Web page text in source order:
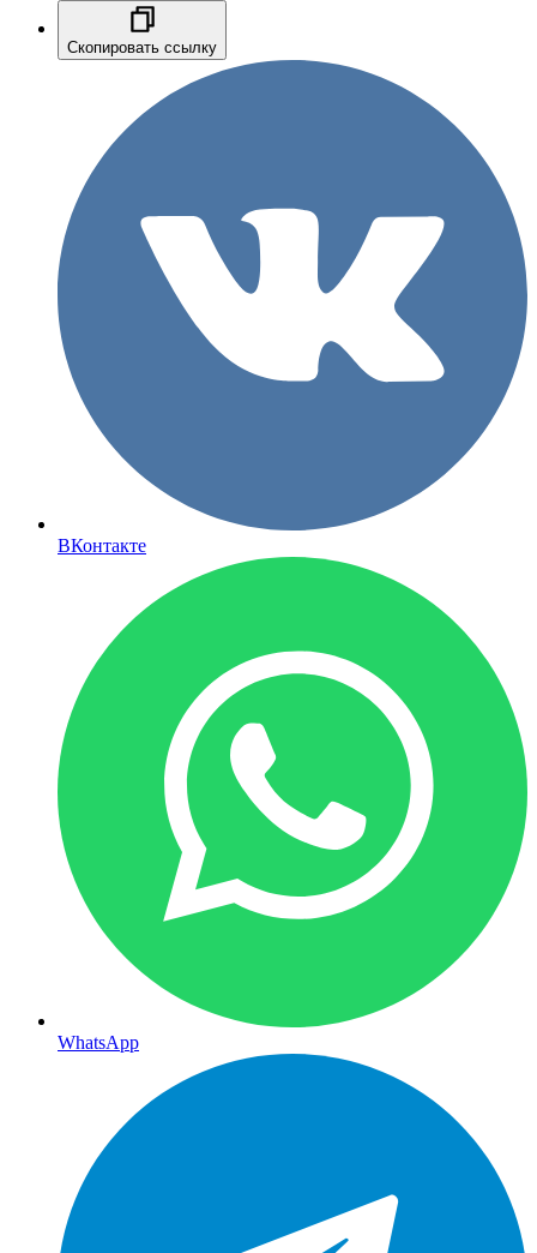
Скопировать ссылку
ВКонтакте
WhatsApp